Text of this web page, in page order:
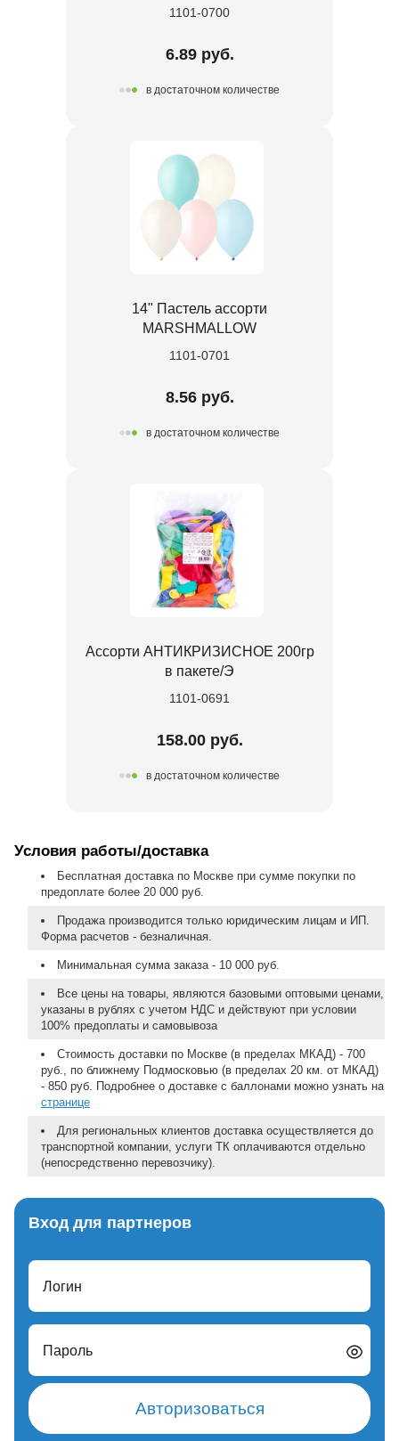
1101-0700
6.89 руб.
в достаточном количестве
14" Пастель ассорти
MARSHMALLOW
1101-0701
8.56 руб.
в достаточном количестве
Ассорти АНТИКРИЗИСНОЕ 200гр
в пакете/Э
1101-0691
158.00 руб.
в достаточном количестве
Условия работы/доставка
Бесплатная доставка по Москве при сумме покупки по
предоплате более 20 000 руб.
Продажа производится только юридическим лицам и ИП.
Форма расчетов - безналичная.
Минимальная сумма заказа - 10 000 руб.
Все цены на товары, являются базовыми оптовыми ценами,
указаны в рублях с учетом НДС и действуют при условии
100% предоплаты и самовывоза
Стоимость доставки по Москве (в пределах МКАД) - 700
руб., по ближнему Подмосковью (в пределах 20 км. от МКАД)
- 850 руб. Подробнее о доставке с баллонами можно узнать на
странице
Для региональных клиентов доставка осуществляется до
транспортной компании, услуги ТК оплачиваются отдельно
(непосредственно перевозчику).
Вход для партнеров
Логин
Пароль
Авторизоваться